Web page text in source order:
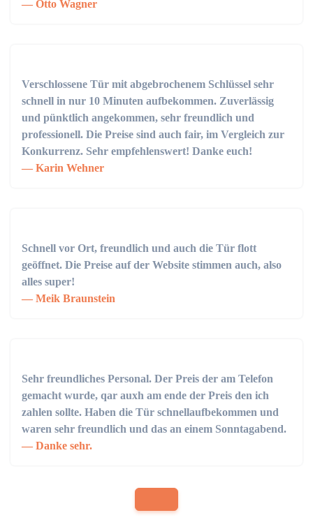
Otto Wagner
Verschlossene Tür mit abgebrochenem Schlüssel sehr
schnell in nur 10 Minuten aufbekommen. Zuverlässig
und pünktlich angekommen, sehr freundlich und
professionell. Die Preise sind auch fair, im Vergleich zur
Konkurrenz. Sehr empfehlenswert! Danke euch!
Karin Wehner
Schnell vor Ort, freundlich und auch die Tür flott
geöffnet. Die Preise auf der Website stimmen auch, also
alles super!
Meik Braunstein
Sehr freundliches Personal. Der Preis der am Telefon
gemacht wurde, qar auxh am ende der Preis den ich
zahlen sollte. Haben die Tür schnellaufbekommen und
waren sehr freundlich und das an einem Sonntagabend.
Danke sehr.